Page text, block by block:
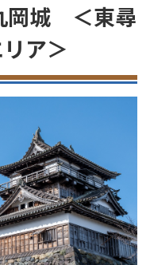
城 ＜東尋
ア＞